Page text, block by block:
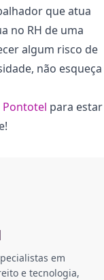
que atua
no RH de uma
algum risco de
não esqueça
Pontotel para estar
em
e tecnologia,